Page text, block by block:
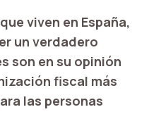
viven en España,
un verdadero
son en su opinión
fiscal más
las personas